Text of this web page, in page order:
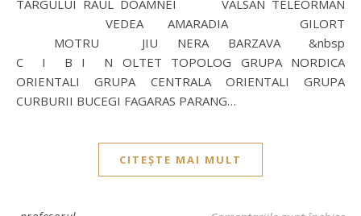
TARGULUI RAUL DOAMNEI VALSAN TELEORMAN
VEDEA AMARADIA GILORT
MOTRU JIU NERA BARZAVA &nbsp
C I B I N OLTET TOPOLOG GRUPA NORDICA
ORIENTALI GRUPA CENTRALA ORIENTALI GRUPA
CURBURII BUCEGI FAGARAS PARANG…
CITEȘTE MAI MULT